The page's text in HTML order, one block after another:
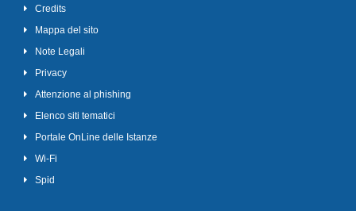
Credits
Mappa del sito
Note Legali
Privacy
Attenzione al phishing
Elenco siti tematici
Portale OnLine delle Istanze
Wi-Fi
Spid